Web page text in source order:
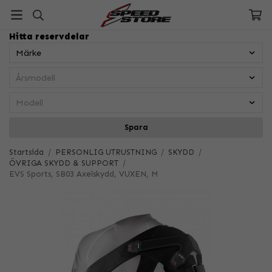
Hitta reservdelar
Spara
Startsida / PERSONLIG UTRUSTNING / SKYDD /
ÖVRIGA SKYDD & SUPPORT /
EVS Sports, SB03 Axelskydd, VUXEN, M